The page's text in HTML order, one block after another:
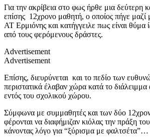
Για την ακρίβεια στο φως ήρθε μια δεύτερη
επίσης 12χρονο μαθητή, ο οποίος πήγε μαζί
ΑΤ Ερμιόνης και κατήγγειλε πως είναι θύμα
από τους φερόμενους δράστες.
Advertisement
Advertisement
Επίσης, διευρύνεται και το πεδίο των
περιστατικά έλαβαν χώρα κατά το
εντός του σχολικού χώρου.
Σύμφωνα με συμμαθητές και των δύο
φέρονται να διαφήμιζαν κιόλας την πράξη
κάνοντας λόγο για “ξύρισμα με φαλτσέτα”…